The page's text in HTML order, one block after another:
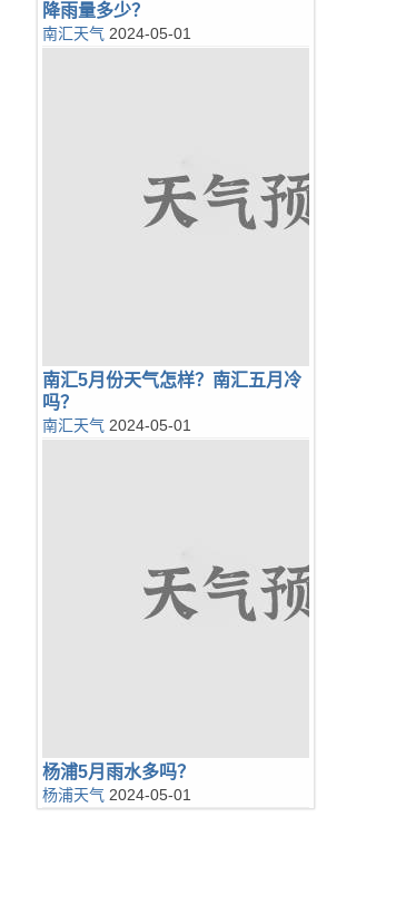
降雨量多少？
南汇天气 2024-05-01
南汇5月份天气怎样？南汇五月冷
吗？
南汇天气 2024-05-01
杨浦5月雨水多吗？
杨浦天气 2024-05-01